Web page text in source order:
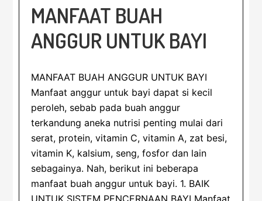
MANFAAT BUAH
ANGGUR UNTUK BAYI
MANFAAT BUAH ANGGUR UNTUK BAYI
Manfaat anggur untuk bayi dapat si kecil
peroleh, sebab pada buah anggur
terkandung aneka nutrisi penting mulai dari
serat, protein, vitamin C, vitamin A, zat besi,
vitamin K, kalsium, seng, fosfor dan lain
sebagainya. Nah, berikut ini beberapa
manfaat buah anggur untuk bayi. 1. BAIK
UNTUK SISTEM PENCERNAAN BAYI Manfaat